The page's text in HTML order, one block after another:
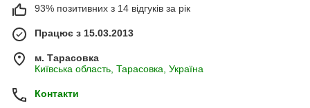
93% позитивних з 14 відгуків за рік
Працює з 15.03.2013
м. Тарасовка
Київська область, Тарасовка, Україна
Контакти